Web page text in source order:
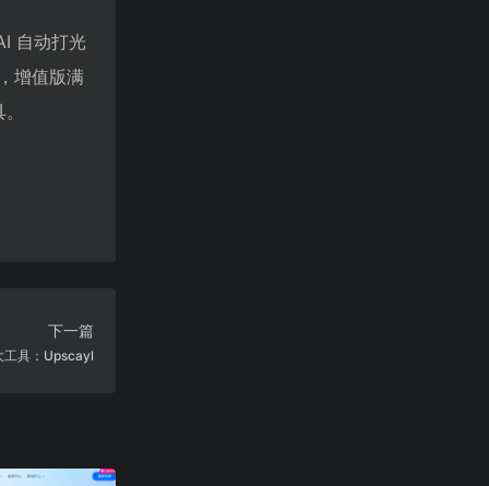
自动打光
增值版满
下一篇
工具：Upscayl